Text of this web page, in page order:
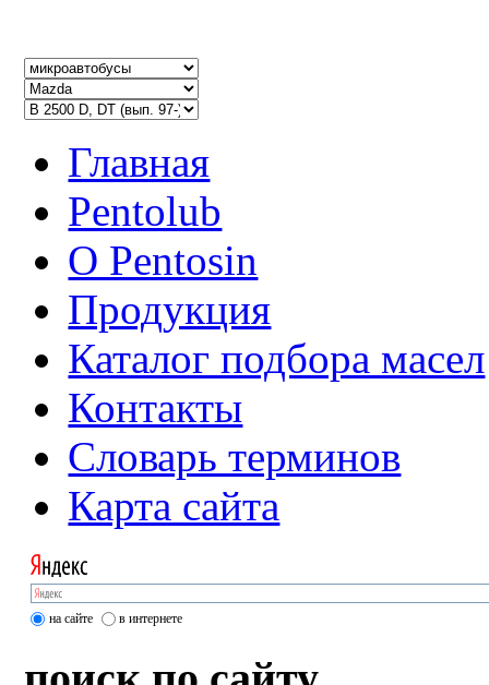
Главная
Pentolub
О Pentosin
Продукция
Каталог подбора масел
Контакты
Словарь терминов
Карта сайта
на сайте в интернете